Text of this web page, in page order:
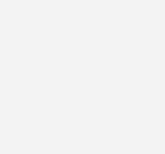
innerhalb eines großen Spektrums.
Faktoren des Arbeitsplatzes auch
Person selbst bei. Einen der
stellt das Lebensalter dar. Es
im betrieblichen
und systematisch zu berücksichtigen.